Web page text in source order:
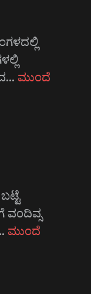
ಮುಂದೆ
ವಂದಿವ್ಸ
ಮುಂದೆ